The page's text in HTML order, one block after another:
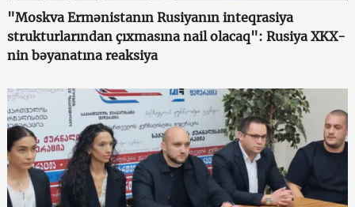
"Moskva Ermənistanın Rusiyanın inteqrasiya
strukturlarından çıxmasına nail olacaq": Rusiya XKX-
nin bəyanatına reaksiya